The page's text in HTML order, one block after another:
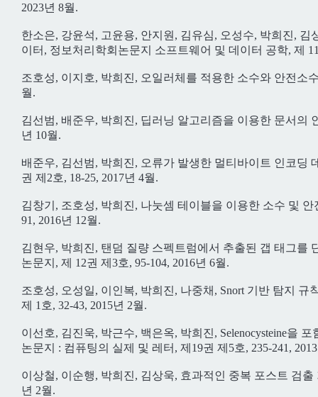
2023년 8월.
한소은, 강윤석, 고윤용, 안지원, 김유심, 오성수, 박희진,
이터, 정보처리학회논문지 소프트웨어 및 데이터 공학, 제
조호성, 이지호, 박희진, 오일러체를 적용한 소수와 안전소
월.
김선범, 배준우, 박희진, 딥러닝 알고리즘을 이용한 문서의
년 10월.
배준우, 김선범, 박희진, 오류가 발생한 멀티바이트 인코딩
권 제2호, 18-25, 2017년 4월.
김창기, 조호성, 박희진, 나눗셈 테이블을 이용한 소수 및
91, 2016년 12월.
김현우, 박희진, 탠덤 질량 스펙트럼에서 추출된 갭 태그
논문지, 제 12권 제3호, 95-104, 2016년 6월.
조호성, 오성일, 이인복, 박희진, 나중채, Snort 기반 탐지
제 1호, 32-43, 2015년 2월.
이선호, 김진욱, 박근수, 백은옥, 박희진, Selenocysteine을
논문지 : 컴퓨팅의 실제 및 레터, 제19권 제5호, 235-241,
이상철, 이순행, 박희진, 김상욱, 효과적인 중복 포스트 검
년 2월.